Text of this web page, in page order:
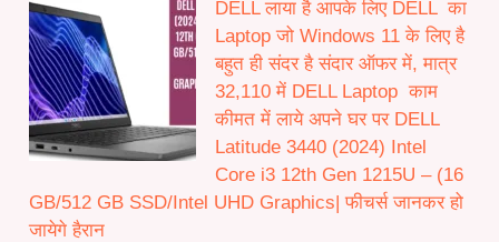
DELL लाया है आपके लिए DELL का
Laptop जो Windows 11 के लिए है
बहुत ही संदर है संदार ऑफर में, मात्र
32,110 में DELL Laptop काम
कीमत में लाये अपने घर पर DELL
Latitude 3440 (2024) Intel
Core i3 12th Gen 1215U – (16
GB/512 GB SSD/Intel UHD Graphics| फीचर्स जानकर हो
जायेगे हैरान